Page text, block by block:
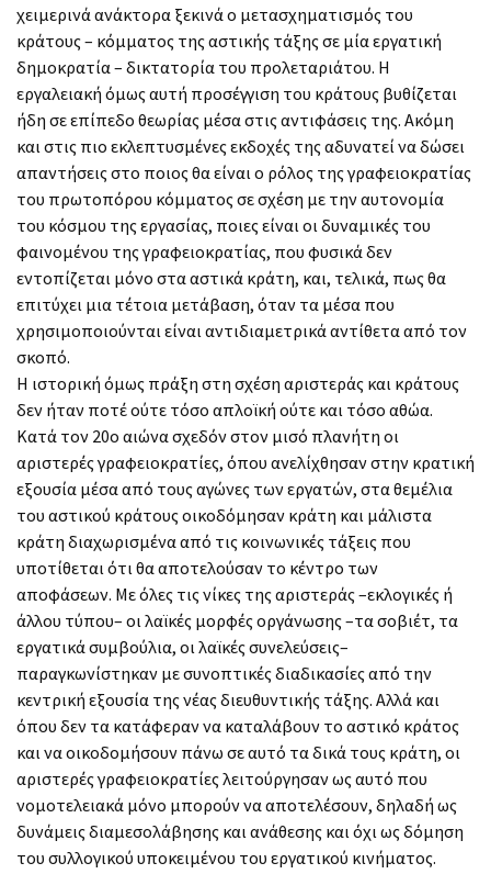
χειμερινά ανάκτορα ξεκινά ο μετασχηματισμός του
κράτους – κόμματος της αστικής τάξης σε μία εργατική
δημοκρατία – δικτατορία του προλεταριάτου. Η
εργαλειακή όμως αυτή προσέγγιση του κράτους βυθίζεται
ήδη σε επίπεδο θεωρίας μέσα στις αντιφάσεις της. Ακόμη
και στις πιο εκλεπτυσμένες εκδοχές της αδυνατεί να δώσει
απαντήσεις στο ποιος θα είναι ο ρόλος της γραφειοκρατίας
του πρωτοπόρου κόμματος σε σχέση με την αυτονομία
του κόσμου της εργασίας, ποιες είναι οι δυναμικές του
φαινομένου της γραφειοκρατίας, που φυσικά δεν
εντοπίζεται μόνο στα αστικά κράτη, και, τελικά, πως θα
επιτύχει μια τέτοια μετάβαση, όταν τα μέσα που
χρησιμοποιούνται είναι αντιδιαμετρικά αντίθετα από τον
σκοπό.
Η ιστορική όμως πράξη στη σχέση αριστεράς και κράτους
δεν ήταν ποτέ ούτε τόσο απλοϊκή ούτε και τόσο αθώα.
Κατά τον 20ο αιώνα σχεδόν στον μισό πλανήτη οι
αριστερές γραφειοκρατίες, όπου ανελίχθησαν στην κρατική
εξουσία μέσα από τους αγώνες των εργατών, στα θεμέλια
του αστικού κράτους οικοδόμησαν κράτη και μάλιστα
κράτη διαχωρισμένα από τις κοινωνικές τάξεις που
υποτίθεται ότι θα αποτελούσαν το κέντρο των
αποφάσεων. Με όλες τις νίκες της αριστεράς –εκλογικές ή
άλλου τύπου– οι λαϊκές μορφές οργάνωσης –τα σοβιέτ, τα
εργατικά συμβούλια, οι λαϊκές συνελεύσεις–
παραγκωνίστηκαν με συνοπτικές διαδικασίες από την
κεντρική εξουσία της νέας διευθυντικής τάξης. Αλλά και
όπου δεν τα κατάφεραν να καταλάβουν το αστικό κράτος
και να οικοδομήσουν πάνω σε αυτό τα δικά τους κράτη, οι
αριστερές γραφειοκρατίες λειτούργησαν ως αυτό που
νομοτελειακά μόνο μπορούν να αποτελέσουν, δηλαδή ως
δυνάμεις διαμεσολάβησης και ανάθεσης και όχι ως δόμηση
του συλλογικού υποκειμένου του εργατικού κινήματος.